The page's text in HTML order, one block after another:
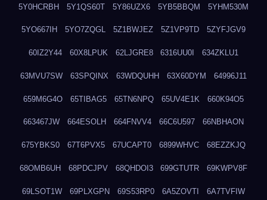
5Y0HCRBH 5Y1QS60T 5Y86UZX6 5YB5BBQM 5YHM530M
5YO667IH 5YO7ZQGL 5Z1BWJEZ 5Z1VP9TD 5ZYFJGV9
60IZ2Y44 60X8LPUK 62LJGRE8 6316UU0I 634ZKLU1
63MVU7SW 63SPQINX 63WDQUHH 63X60DYM 64996J11
659M6G4O 65TIBAG5 65TN6NPQ 65UV4E1K 660K94O5
663467JW 664ESOLH 664FNVV4 66C6U597 66NBHAON
675YBKS0 67T6PVX5 67UCAPT0 6899WHVC 68EZZKJQ
68OMB6UH 68PDCJPV 68QHDOI3 699GTUTR 69KWPV8F
69LSOT1W 69PLXGPN 69S53RP0 6A5ZOVTI 6A7TVFIW